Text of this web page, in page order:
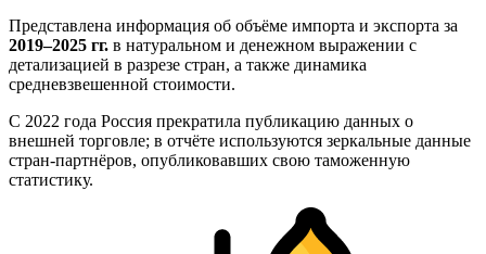
Представлена информация об объёме импорта и экспорта за
2019–2025 гг. в натуральном и денежном выражении с
детализацией в разрезе стран, а также динамика
средневзвешенной стоимости.
С 2022 года Россия прекратила публикацию данных о
внешней торговле; в отчёте используются зеркальные данные
стран-партнёров, опубликовавших свою таможенную
статистику.